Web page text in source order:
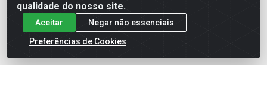
qualidade do nosso site.
Aceitar
Negar não essenciais
Preferências de Cookies
Atef Distribuidora LTDA - Av. Vautier, 585/597 - Pari - São
Paulo/SP - CEP 03.032-000 - CNPJ 27.717.135/0001-29